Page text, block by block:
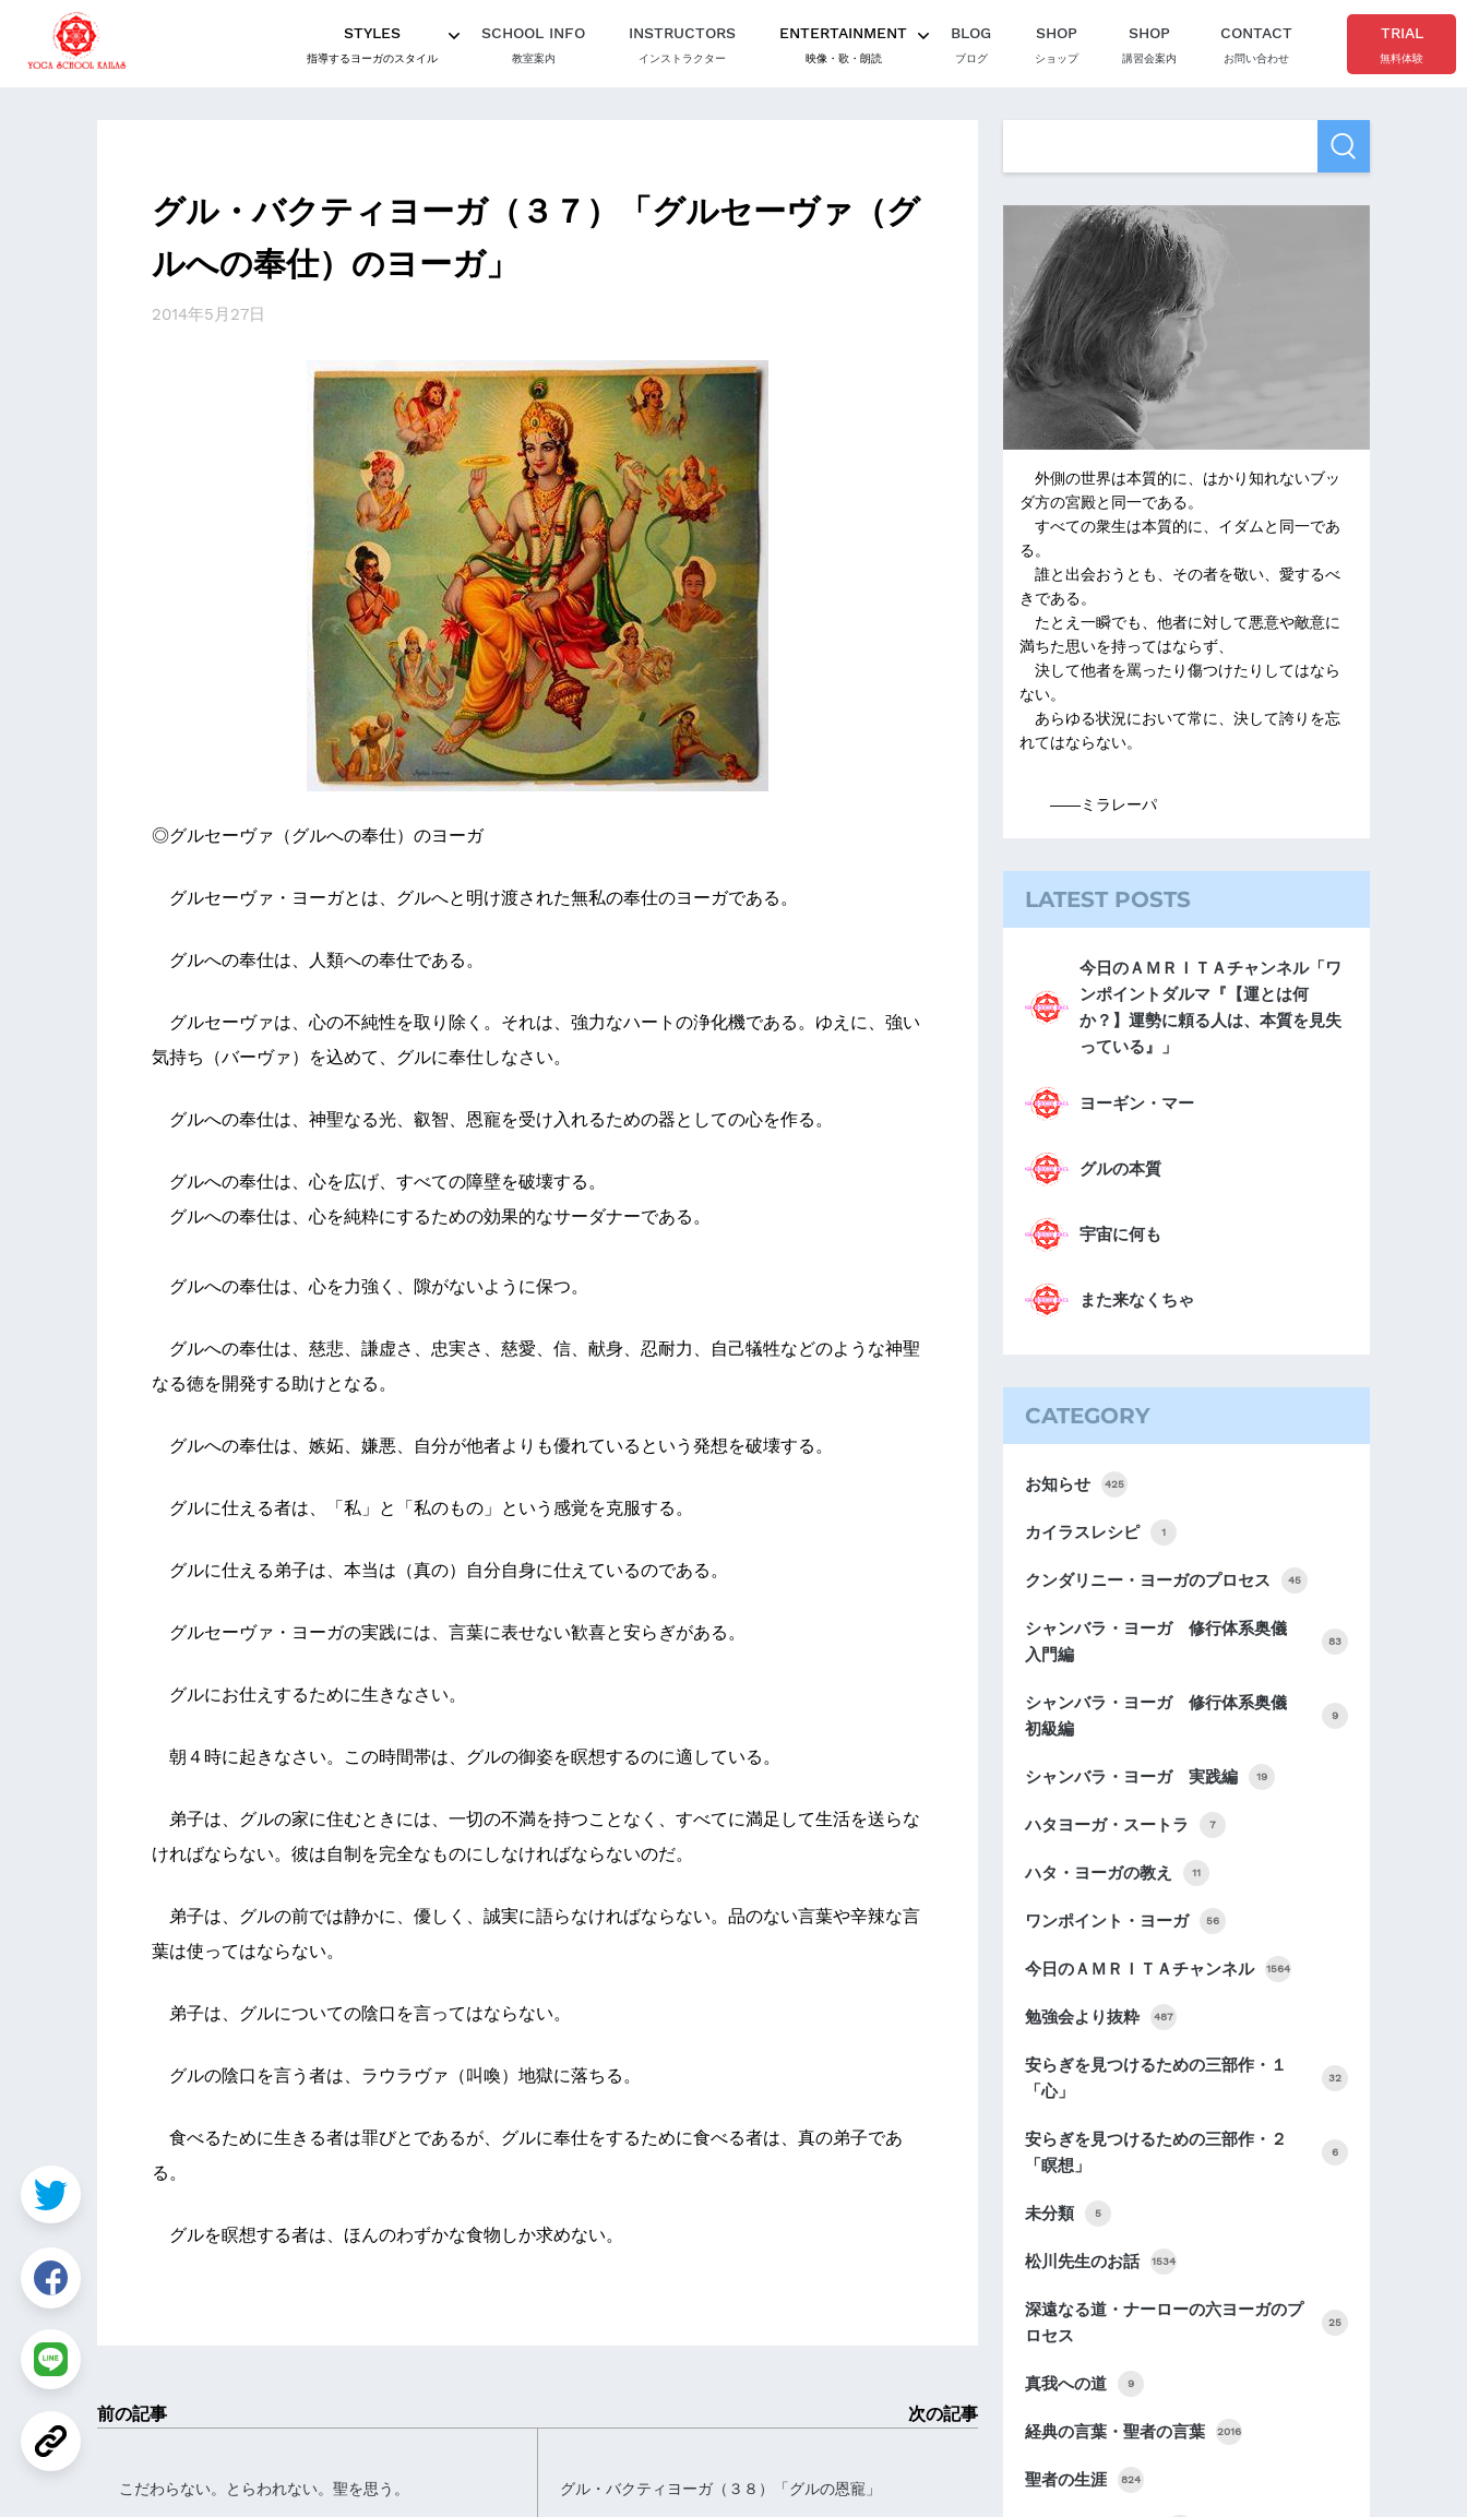
STYLES
指導するヨーガのスタイル
SCHOOL INFO
教室案内
INSTRUCTORS
インストラクター
ENTERTAINMENT
映像・歌・朗読
BLOG
ブログ
SHOP
ショップ
SHOP
講習会案内
CONTACT
お問い合わせ
TRIAL
無料体験
グル・バクティヨーガ（３７）「グルセーヴァ（グ
ルへの奉仕）のヨーガ」
2014年5月27日
◎グルセーヴァ（グルへの奉仕）のヨーガ
グルセーヴァ・ヨーガとは、グルへと明け渡された無私の奉仕のヨーガである。
グルへの奉仕は、人類への奉仕である。
グルセーヴァは、心の不純性を取り除く。それは、強力なハートの浄化機である。ゆえに、強い
気持ち（バーヴァ）を込めて、グルに奉仕しなさい。
グルへの奉仕は、神聖なる光、叡智、恩寵を受け入れるための器としての心を作る。
グルへの奉仕は、心を広げ、すべての障壁を破壊する。
グルへの奉仕は、心を純粋にするための効果的なサーダナーである。
グルへの奉仕は、心を力強く、隙がないように保つ。
グルへの奉仕は、慈悲、謙虚さ、忠実さ、慈愛、信、献身、忍耐力、自己犠牲などのような神聖
なる徳を開発する助けとなる。
グルへの奉仕は、嫉妬、嫌悪、自分が他者よりも優れているという発想を破壊する。
グルに仕える者は、「私」と「私のもの」という感覚を克服する。
グルに仕える弟子は、本当は（真の）自分自身に仕えているのである。
グルセーヴァ・ヨーガの実践には、言葉に表せない歓喜と安らぎがある。
グルにお仕えするために生きなさい。
朝４時に起きなさい。この時間帯は、グルの御姿を瞑想するのに適している。
弟子は、グルの家に住むときには、一切の不満を持つことなく、すべてに満足して生活を送らな
ければならない。彼は自制を完全なものにしなければならないのだ。
弟子は、グルの前では静かに、優しく、誠実に語らなければならない。品のない言葉や辛辣な言
葉は使ってはならない。
弟子は、グルについての陰口を言ってはならない。
グルの陰口を言う者は、ラウラヴァ（叫喚）地獄に落ちる。
食べるために生きる者は罪びとであるが、グルに奉仕をするために食べる者は、真の弟子であ
る。
グルを瞑想する者は、ほんのわずかな食物しか求めない。
前の記事
こだわらない。とらわれない。聖を思う。
次の記事
グル・バクティヨーガ（３８）「グルの恩寵」
外側の世界は本質的に、はかり知れないブッ
ダ方の宮殿と同一である。
すべての衆生は本質的に、イダムと同一であ
る。
誰と出会おうとも、その者を敬い、愛するべ
きである。
たとえ一瞬でも、他者に対して悪意や敵意に
満ちた思いを持ってはならず、
決して他者を罵ったり傷つけたりしてはなら
ない。
あらゆる状況において常に、決して誇りを忘
れてはならない。
――ミラレーパ
LATEST POSTS
今日のＡＭＲＩＴＡチャンネル「ワ
ンポイントダルマ『【運とは何
か？】運勢に頼る人は、本質を見失
っている』」
ヨーギン・マー
グルの本質
宇宙に何も
また来なくちゃ
CATEGORY
お知らせ 425
カイラスレシピ 1
クンダリニー・ヨーガのプロセス 45
シャンバラ・ヨーガ 修行体系奥儀
入門編
83
シャンバラ・ヨーガ 修行体系奥儀
初級編
9
シャンバラ・ヨーガ 実践編 19
ハタヨーガ・スートラ 7
ハタ・ヨーガの教え 11
ワンポイント・ヨーガ 56
今日のＡＭＲＩＴＡチャンネル 1564
勉強会より抜粋 487
安らぎを見つけるための三部作・１
「心」
32
安らぎを見つけるための三部作・２
「瞑想」
6
未分類 5
松川先生のお話 1534
深遠なる道・ナーローの六ヨーガのプ
ロセス
25
真我への道 9
経典の言葉・聖者の言葉 2016
聖者の生涯 824